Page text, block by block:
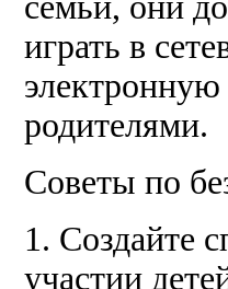
играть в
электронную
родителями.
Советы по
1. Создайте
участии